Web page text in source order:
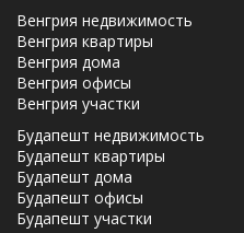
Венгрия недвижимость
Венгрия квартиры
Венгрия дома
Венгрия офисы
Венгрия участки
Будапешт недвижимость
Будапешт квартиры
Будапешт дома
Будапешт офисы
Будапешт участки